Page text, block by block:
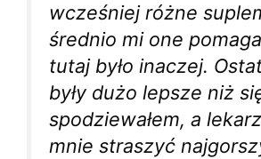
wcześniej różne
średnio mi one
tutaj było inaczej.
były dużo lepsze niż
spodziewałem, a
mnie straszyć